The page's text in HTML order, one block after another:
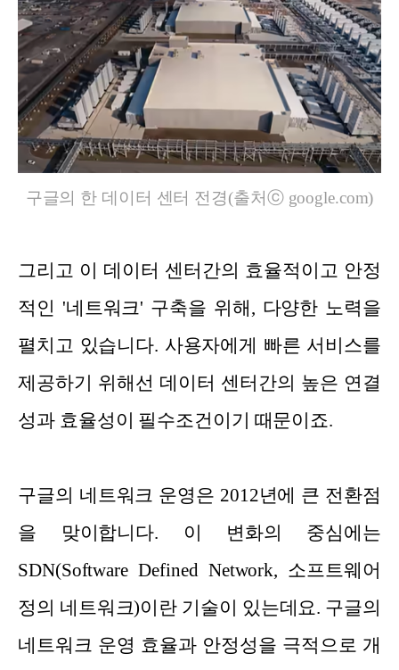
구글의 한 데이터 센터 전경(출처ⓒ google.com)
그리고 이 데이터 센터간의 효율적이고 안정
적인 '네트워크' 구축을 위해, 다양한 노력을
펼치고 있습니다. 사용자에게 빠른 서비스를
제공하기 위해선 데이터 센터간의 높은 연결
성과 효율성이 필수조건이기 때문이죠.
구글의 네트워크 운영은 2012년에 큰 전환점
을 맞이합니다. 이 변화의 중심에는
SDN(Software Defined Network, 소프트웨어
정의 네트워크)이란 기술이 있는데요. 구글의
네트워크 운영 효율과 안정성을 극적으로 개